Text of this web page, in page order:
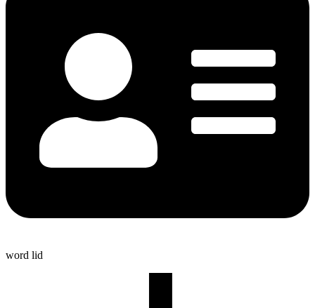
word lid